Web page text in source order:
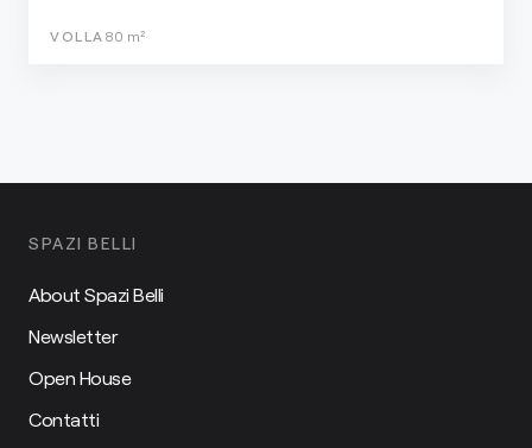
VOLLA 80 m²
SPAZI BELLI
About Spazi Belli
Newsletter
Open House
Contatti